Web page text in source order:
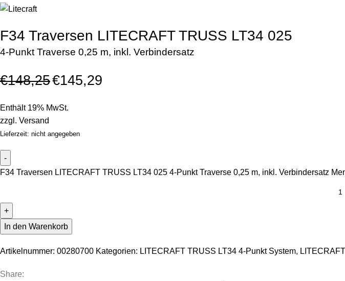
F34 Traversen LITECRAFT TRUSS LT34 025
4-Punkt Traverse 0,25 m, inkl. Verbindersatz
€148,25€145,29
Enthält 19% MwSt.
zzgl. Versand
Lieferzeit: nicht angegeben
F34 Traversen LITECRAFT TRUSS LT34 025 4-Punkt Traverse 0,25 m, inkl. Verbindersatz
In den Warenkorb
Artikelnummer: 00280700 Kategorien: LITECRAFT TRUSS LT34 4-Punkt System,
Share: